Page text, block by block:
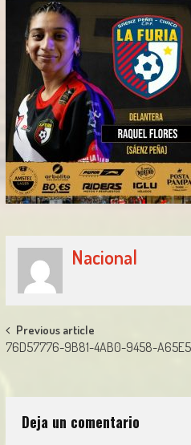
Nacional
Post
navigation
Previous article
76D57776-9B81-4AB0-9458-
Deja un comentario